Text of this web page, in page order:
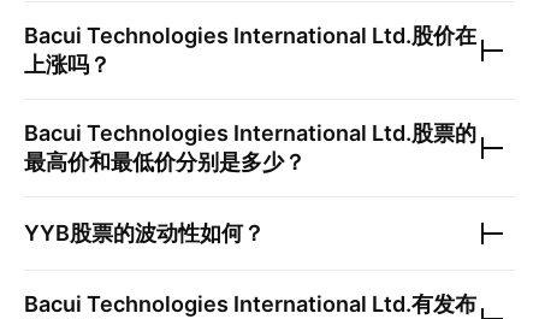
Bacui Technologies International Ltd.股价在
上涨吗？
Bacui Technologies International Ltd.股票的
最高价和最低价分别是多少？
YYB股票的波动性如何？
Bacui Technologies International Ltd.有发布